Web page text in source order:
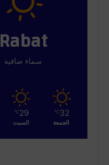
Rabat
سماء صافية
32
℃
الجمعة
29
℃
السبت